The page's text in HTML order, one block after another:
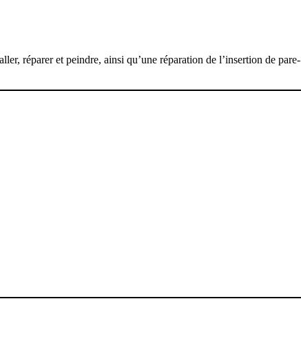
réparer et peindre, ainsi qu’une réparation de l’insertion de pare-